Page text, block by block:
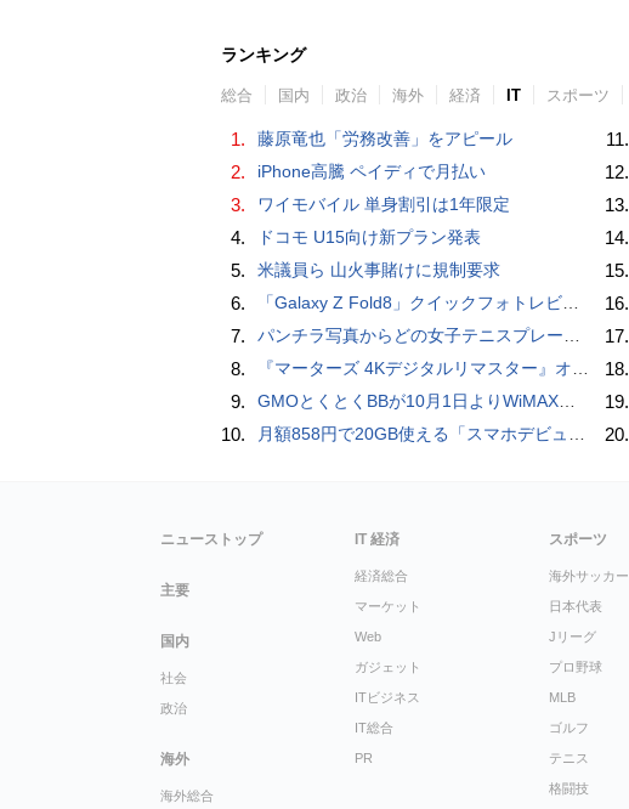
ランキング
総合 国内 政治 海外 経済 IT スポーツ
1. 藤原竜也「労務改善」をアピール
2. iPhone高騰 ペイディで月払い
3. ワイモバイル 単身割引は1年限定
4. ドコモ U15向け新プラン発表
5. 米議員ら 山火事賭けに規制要求
6. 「Galaxy Z Fold8」クイックフォトレビュー
7. パンチラ写真からどの女子テニスプレーヤーのものなのか当てるクイズ「Tennis Upskirts」
8. 『マーターズ 4Kデジタルリマスター』オールナイト上映、鬼畜な併映作品が決定 全部観たら“生還証”をプレゼント［ホラー通信］
9. GMOとくとくBBが10月1日よりWiMAXなど月額605円値上げ！全6種の重要変更を徹底解説
10. 月額858円で20GB使える「スマホデビュープラン U15」ドコモが提供、ahamoも割引になる親子割も
11.
12.
13.
14.
15.
16.
17.
18.
19.
20.
ニューストップ
主要
国内
社会
政治
海外
海外総合
IT 経済
経済総合
マーケット
Web
ガジェット
ITビジネス
IT総合
PR
スポーツ
海外サッカー
日本代表
Jリーグ
プロ野球
MLB
ゴルフ
テニス
格闘技